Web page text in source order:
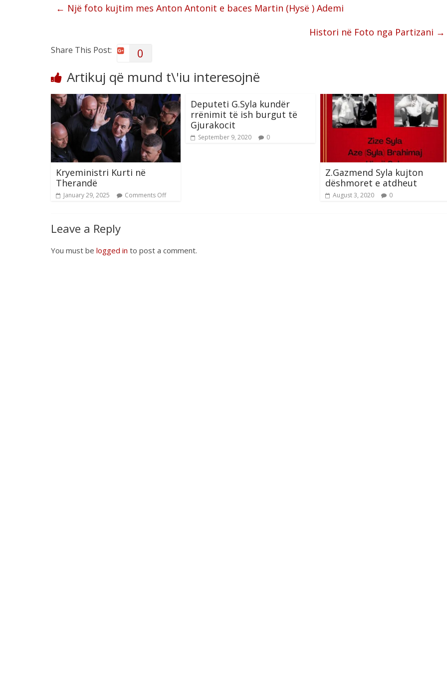
← Një foto kujtim mes Anton Antonit e baces Martin (Hysë ) Ademi
Histori në Foto nga Partizani →
Share This Post: 0
Artikuj që mund t\'iu interesojnë
Kryeministri Kurti në
Therandë
January 29, 2025 Comments Off
Deputeti G.Syla kundër
rrënimit të ish burgut të
Gjurakocit
September 9, 2020 0
Z.Gazmend Syla kujton
dëshmoret e atdheut
August 3, 2020 0
Leave a Reply
You must be logged in to post a comment.